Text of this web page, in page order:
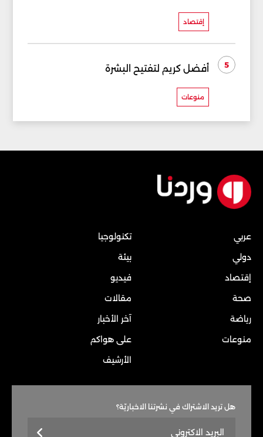
إقتصاد
5 أفضل كريم لتفتيح البشرة
منوعات
عربي
دولي
إقتصاد
صحة
رياضة
منوعات
تكنولوجيا
بيئة
فيديو
مقالات
آخر الأخبار
على هواكم
الأرشيف
هل تريد الاشتراك في نشرتنا الاخباريّة؟